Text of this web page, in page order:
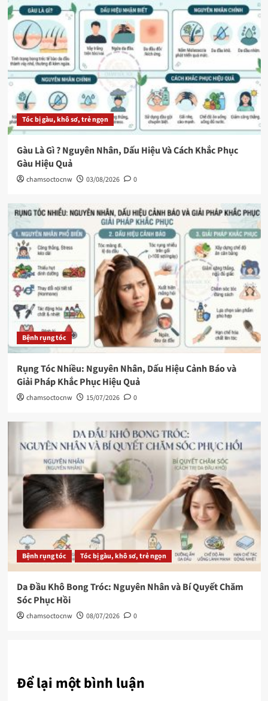
Tóc bị gàu, khô sơ, trẻ ngọn
Gàu Là Gì ? Nguyên Nhân, Dấu Hiệu Và Cách Khắc Phục
Gàu Hiệu Quả
chamsoctocnw 03/08/2026 0
Bệnh rụng tóc
Rụng Tóc Nhiều: Nguyên Nhân, Dấu Hiệu Cảnh Báo và
Giải Pháp Khắc Phục Hiệu Quả
chamsoctocnw 15/07/2026 0
Bệnh rụng tóc Tóc bị gàu, khô sơ, trẻ ngọn
Da Đầu Khô Bong Tróc: Nguyên Nhân và Bí Quyết Chăm
Sóc Phục Hồi
chamsoctocnw 08/07/2026 0
Để lại một bình luận